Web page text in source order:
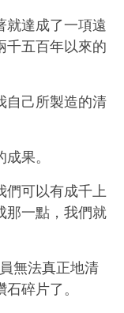
就達成了一項遠
千五百年以來的
自己所製造的清
果。
們可以有成千上
那一點，我們就
無法真正地清
碎片了。